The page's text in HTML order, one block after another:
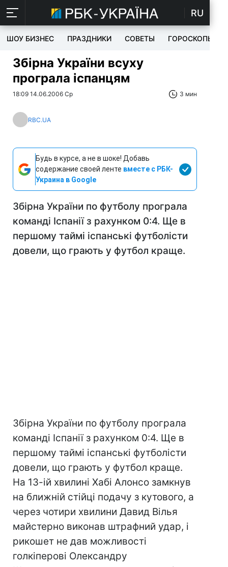
RU
ШОУ БИЗНЕС ПРАЗДНИКИ СОВЕТЫ ГОРОСКОПЫ
Збірна України всуху
програла іспанцям
18:09 14.06.2006 Ср 3 мин
RBC.UA
Будь в курсе, а не в шоке! Добавь
содержание своей ленте вместе с РБК-
Украина в Google
Збірна України по футболу програла
команді Іспанії з рахунком 0:4. Ще в
першому таймі іспанські футболісти
довели, що грають у футбол краще.
Збірна України по футболу програла
команді Іспанії з рахунком 0:4. Ще в
першому таймі іспанські футболісти
довели, що грають у футбол краще.
На 13-ій хвилині Хабі Алонсо замкнув
на ближній стійці подачу з кутового, а
через чотири хвилини Давид Вілья
майстерно виконав штрафний удар, і
рикошет не дав можливості
голкіперові Олександру